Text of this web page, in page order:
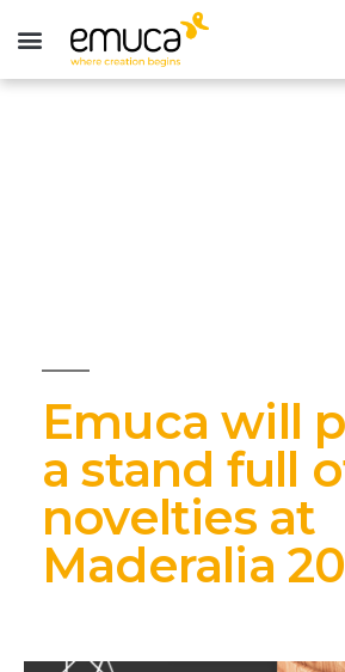
Emuca will
a stand full
novelties at
Maderalia